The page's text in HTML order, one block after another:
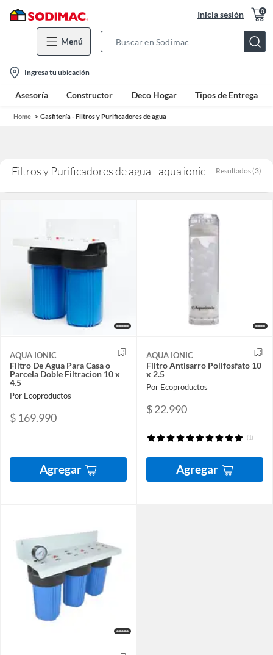
Inicia sesión 0
Menú
Bar
location-
icon
Ingresa tu ubicación
Asesoría Constructor Deco Hogar Tipos de Entrega
Home Gasfitería - Filtros y Purificadores de agua
Filtros y Purificadores de agua - aqua ionic Resultados (3)
AQUA IONIC
Filtro De Agua Para Casa o
Parcela Doble Filtracion 10 x
4.5
Por Ecoproductos
$ 169.990
Agregar
AQUA IONIC
Filtro Antisarro Polifosfato 10
x 2.5
Por Ecoproductos
$ 22.990
(1)
Agregar